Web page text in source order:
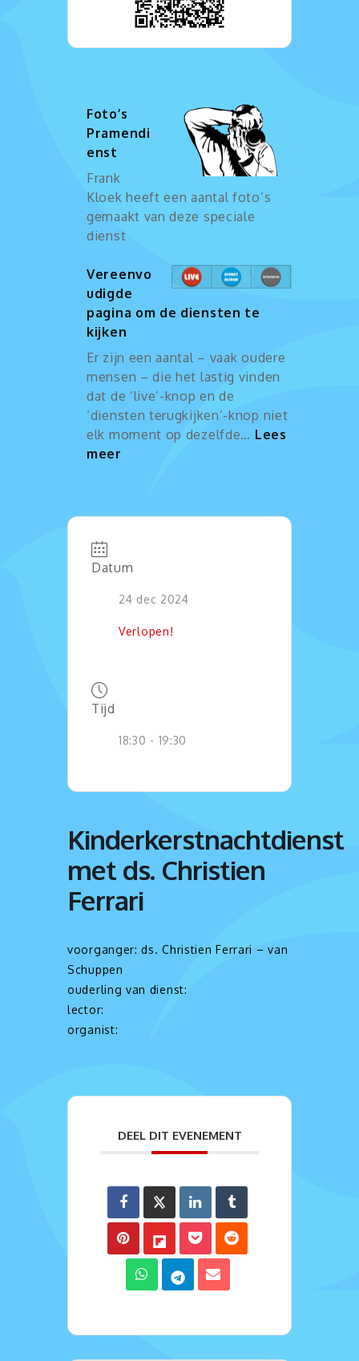
Foto’s
Pramendi
enst
Frank
Kloek heeft een aantal foto’s
gemaakt van deze speciale
dienst
Vereenvo
udigde
pagina om de diensten te
kijken
Er zijn een aantal – vaak oudere
mensen – die het lastig vinden
dat de ‘live’-knop en de
‘diensten terugkijken’-knop niet
elk moment op dezelfde… Lees
meer
te
Datum
24 dec 2024
Verlopen!
Tijd
18:30 - 19:30
Kinderkerstnachtdienst
met ds. Christien
Ferrari
voorganger: ds. Christien Ferrari – van
Schuppen
ouderling van dienst:
lector:
organist:
DEEL DIT EVENEMENT